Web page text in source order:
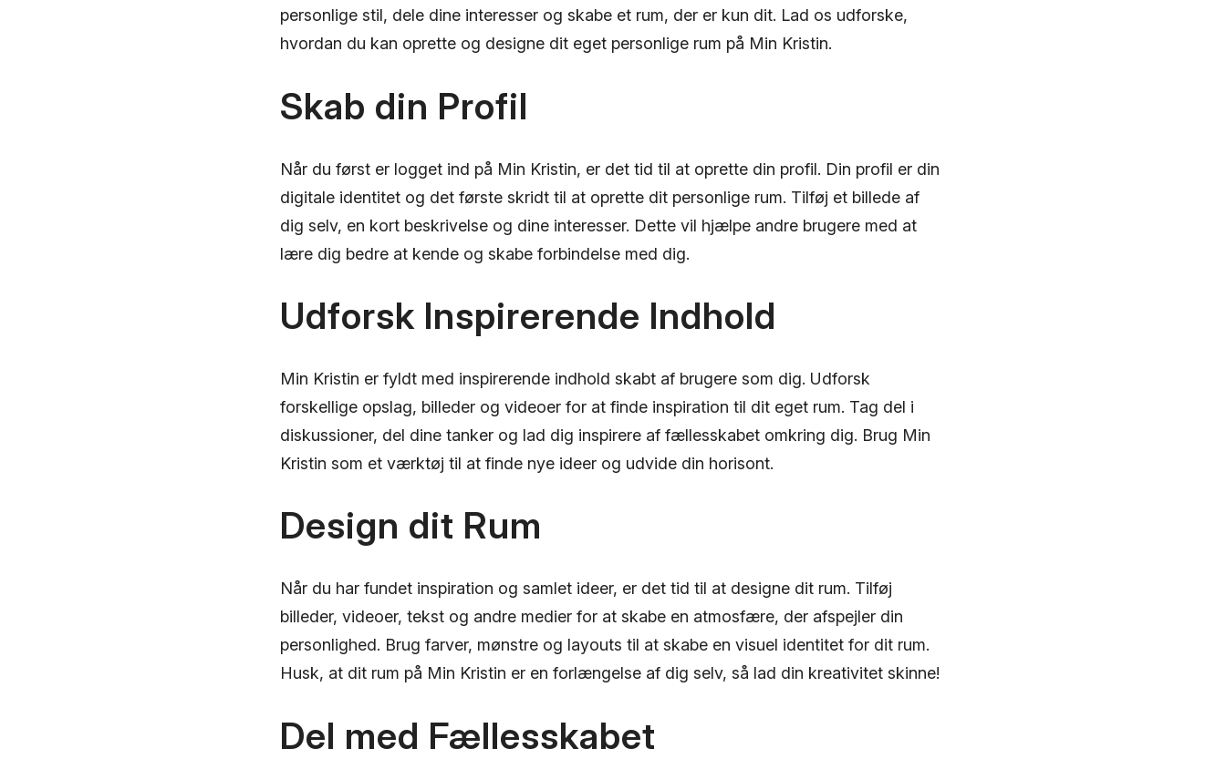
personlige stil, dele dine interesser og skabe et rum, der er kun dit. Lad os udforske,
hvordan du kan oprette og designe dit eget personlige rum på Min Kristin.
Skab din Profil
Når du først er logget ind på Min Kristin, er det tid til at oprette din profil. Din profil er din
digitale identitet og det første skridt til at oprette dit personlige rum. Tilføj et billede af
dig selv, en kort beskrivelse og dine interesser. Dette vil hjælpe andre brugere med at
lære dig bedre at kende og skabe forbindelse med dig.
Udforsk Inspirerende Indhold
Min Kristin er fyldt med inspirerende indhold skabt af brugere som dig. Udforsk
forskellige opslag, billeder og videoer for at finde inspiration til dit eget rum. Tag del i
diskussioner, del dine tanker og lad dig inspirere af fællesskabet omkring dig. Brug Min
Kristin som et værktøj til at finde nye ideer og udvide din horisont.
Design dit Rum
Når du har fundet inspiration og samlet ideer, er det tid til at designe dit rum. Tilføj
billeder, videoer, tekst og andre medier for at skabe en atmosfære, der afspejler din
personlighed. Brug farver, mønstre og layouts til at skabe en visuel identitet for dit rum.
Husk, at dit rum på Min Kristin er en forlængelse af dig selv, så lad din kreativitet skinne!
Del med Fællesskabet